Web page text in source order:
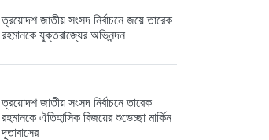
ত্রয়োদশ জাতীয় সংসদ নির্বাচনে বিজয়...
ত্রয়োদশ জাতীয় সংসদ নির্বাচনে জয়ে তারেক
রহমানকে যুক্তরাজ্যের অভিনন্দন
ত্রয়োদশ জাতীয় সংসদ নির্বাচনে তারেক
রহমানকে ঐতিহাসিক বিজয়ের শুভেচ্ছা মার্কিন
দূতাবাসের